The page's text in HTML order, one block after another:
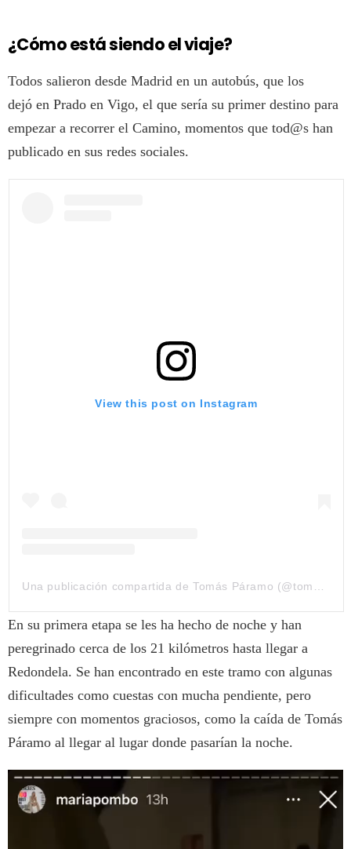
¿Cómo está siendo el viaje?
Todos salieron desde Madrid en un autobús, que los
dejó en Prado en Vigo, el que sería su primer destino para
empezar a recorrer el Camino, momentos que tod@s han
publicado en sus redes sociales.
View this post on Instagram
En su primera etapa se les ha hecho de noche y han
peregrinado cerca de los 21 kilómetros hasta llegar a
Redondela. Se han encontrado en este tramo con algunas
dificultades como cuestas con mucha pendiente, pero
siempre con momentos graciosos, como la caída de Tomás
Páramo al llegar al lugar donde pasarían la noche.